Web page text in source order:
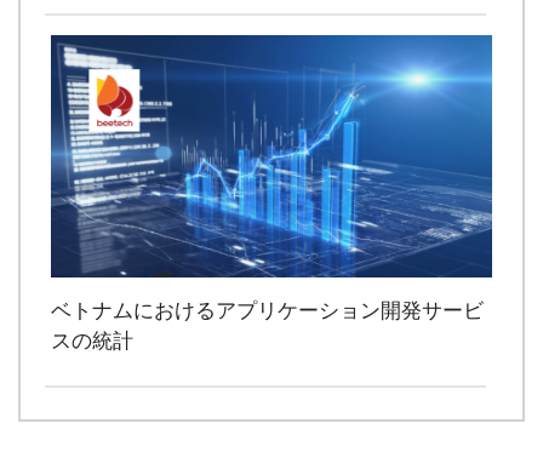
ベトナムにおけるアプリケーション開発サービ
スの統計